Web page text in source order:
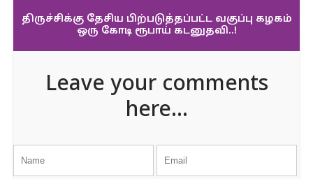
திருச்சிக்கு தேசிய பிற்படுத்தப்பட்ட வகுப்பு கழகம்
ஒரு கோடி ரூபாய் கடனுதவி..!
Leave your comments
here...